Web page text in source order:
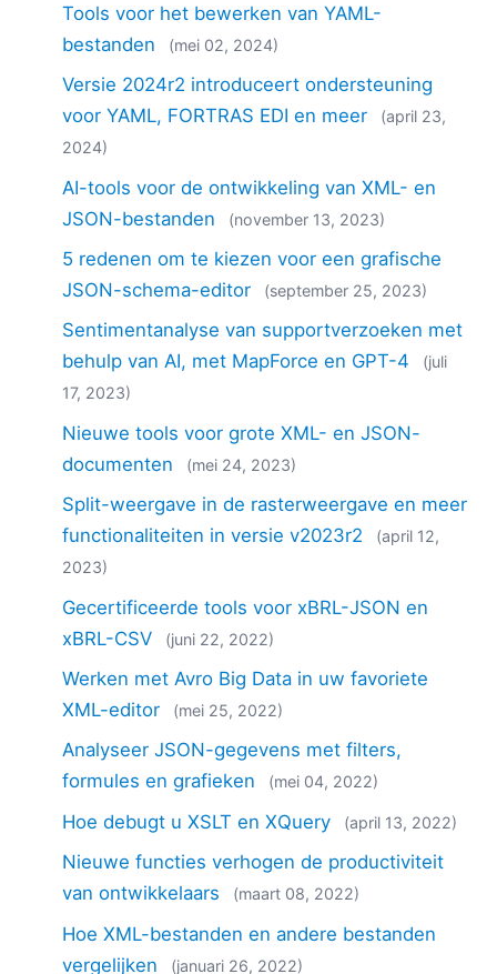
Tools voor het bewerken van YAML-
bestanden
(mei 02, 2024)
Versie 2024r2 introduceert ondersteuning
voor YAML, FORTRAS EDI en meer
(april 23,
2024)
AI-tools voor de ontwikkeling van XML- en
JSON-bestanden
(november 13, 2023)
5 redenen om te kiezen voor een grafische
JSON-schema-editor
(september 25, 2023)
Sentimentanalyse van supportverzoeken met
behulp van AI, met MapForce en GPT-4
(juli
17, 2023)
Nieuwe tools voor grote XML- en JSON-
documenten
(mei 24, 2023)
Split-weergave in de rasterweergave en meer
functionaliteiten in versie v2023r2
(april 12,
2023)
Gecertificeerde tools voor xBRL-JSON en
xBRL-CSV
(juni 22, 2022)
Werken met Avro Big Data in uw favoriete
XML-editor
(mei 25, 2022)
Analyseer JSON-gegevens met filters,
formules en grafieken
(mei 04, 2022)
Hoe debugt u XSLT en XQuery (april 13, 2022)
Nieuwe functies verhogen de productiviteit
van ontwikkelaars
(maart 08, 2022)
Hoe XML-bestanden en andere bestanden
vergelijken
(januari 26, 2022)